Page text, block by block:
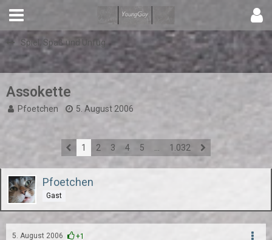
Spiel, Spaß und Unfug
Assokette
Pfoetchen 5. August 2006
1 2 3 4 5 1.032
Pfoetchen
Gast
5. August 2006 +1